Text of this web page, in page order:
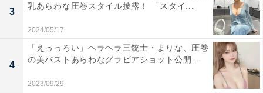
3
乳あらわな圧巻スタイル披露！ 「スタイ...
2024/05/17
4
「えっっろい」ヘラヘラ三銃士・まりな、圧巻
の美バストあらわなグラビアショット公開...
2023/09/29